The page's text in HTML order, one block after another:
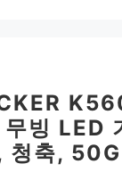
빙 LED
청축, 50G